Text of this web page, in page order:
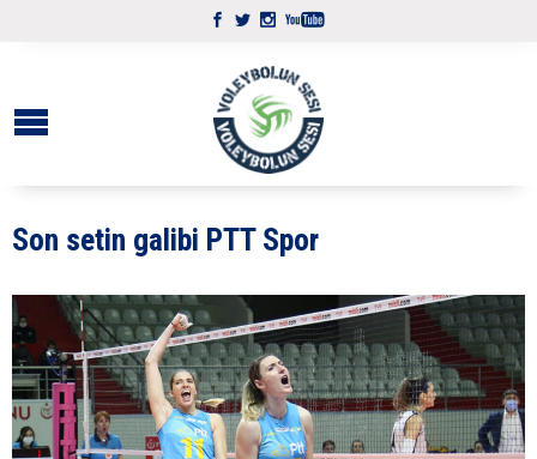
Son setin galibi PTT Spor